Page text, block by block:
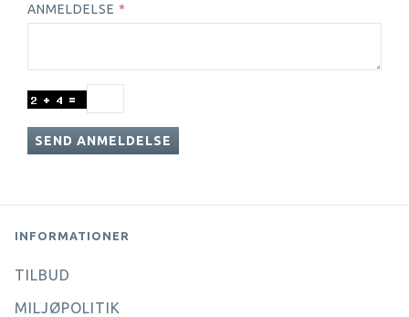
ANMELDELSE
SEND ANMELDELSE
INFORMATIONER
TILBUD
MILJØPOLITIK